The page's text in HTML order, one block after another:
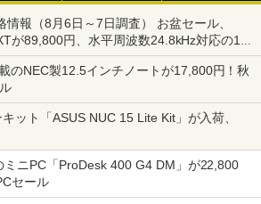
情報（8月6日～7日調査） お盆セール、
が89,800円、水平周波数24.8kHz対応の17
、暑さ指数連動セール ほか
のNEC製12.5インチノートが17,800円！秋
ット「ASUS NUC 15 Lite Kit」が入荷、
ニPC「ProDesk 400 G4 DM」が22,800
セール